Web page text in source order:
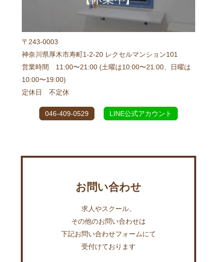
〒243-0003
神奈川県厚木市寿町1-2-20 レクセルマンション101
営業時間 11:00〜21:00 (土曜は10:00〜21:00、日曜は
10:00〜19:00)
定休日 不定休
046-409-0529 LINE公式アカウント
お問い合わせ
求人やスクール、
その他のお問い合わせは
下記お問い合わせフォームにて
受付けております